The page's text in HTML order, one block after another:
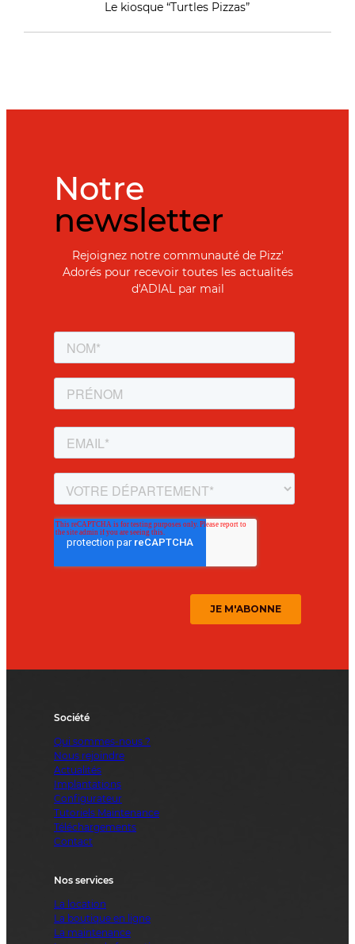
Le kiosque “Turtles Pizzas”
Notre
newsletter
Rejoignez notre communauté de Pizz'
Adorés pour recevoir toutes les actualités
d'ADIAL par mail
Société
Qui sommes-nous ?
Nous rejoindre
Actualités
Implantations
Configurateur
Tutoriels Maintenance
Téléchargements
Contact
Nos services
La location
La boutique en ligne
La maintenance